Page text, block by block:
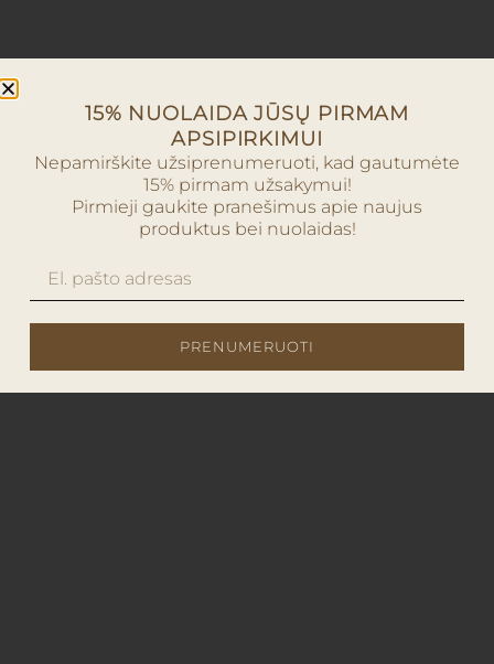
15% NUOLAIDA JŪSŲ PIRMAM
APSIPIRKIMUI
Nepamirškite užsiprenumeruoti, kad gautumėte
15% pirmam užsakymui!
Pirmieji gaukite pranešimus apie naujus
produktus bei nuolaidas!
PRENUMERUOTI